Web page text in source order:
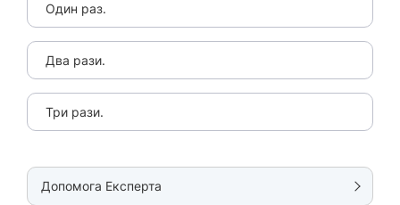
Один раз.
Два рази.
Три рази.
Допомога Експерта